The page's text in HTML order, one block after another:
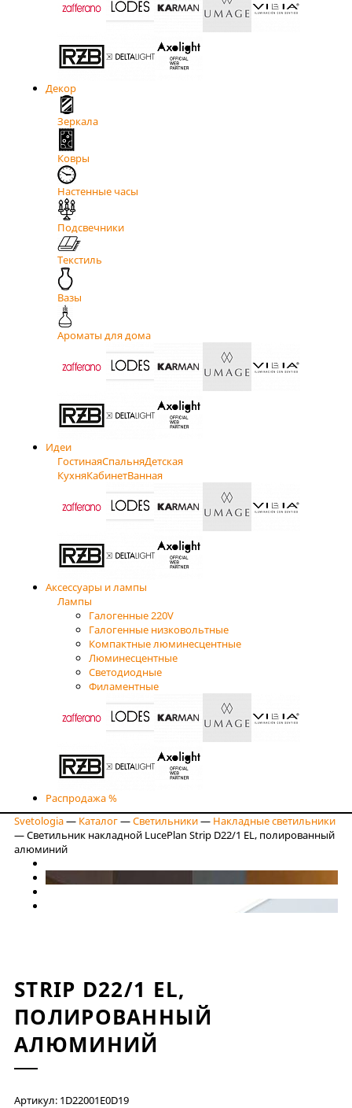
Декор
Зеркала
Ковры
Настенные часы
Подсвечники
Текстиль
Вазы
Ароматы для дома
Идеи
ГостинаяСпальняДетская
КухняКабинетВанная
Аксессуары и лампы
Лампы
Галогенные 220V
Галогенные низковольтные
Компактные люминесцентные
Люминесцентные
Светодиодные
Филаментные
Распродажа %
Svetologia— Каталог—Светильники— Накладные светильники
—Светильник накладной LucePlan Strip D22/1 EL, полированный
алюминий
STRIP D22/1 EL,
ПОЛИРОВАННЫЙ
АЛЮМИНИЙ
Артикул: 1D22001E0D19